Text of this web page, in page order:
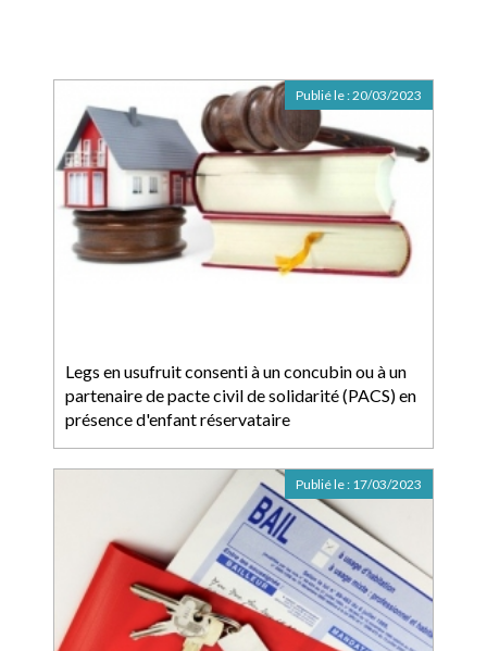
Legs en usufruit consenti à un concubin ou à un
partenaire de pacte civil de solidarité (PACS) en
présence d'enfant réservataire
Publié le :20/03/2023
Publié le : 17/03/2023